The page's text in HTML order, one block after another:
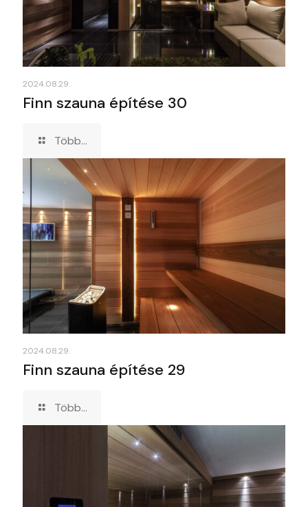
2024.08.29.
Finn szauna építése 30
Több...
2024.08.29.
Finn szauna építése 29
Több...